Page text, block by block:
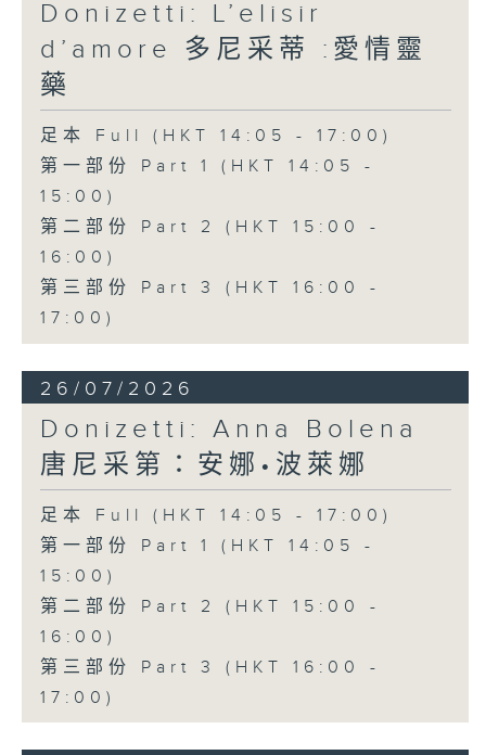
The shy and naïve Nemorino is
deeply in love with the wealthy
and independent Adina, but
Believing in the power of a
magical love potion sold by the
quack doctor Dulcamara,
Nemorino places his hopes in
true love cannot be bought.
Featuring sparkling ensembles
and the famous aria "Una furtiva
lagrima", the opera perfectly
showcases Donizetti's gift for
lyrical expression and comic
timing.
features soprano Joan
Donizetti: L’elisir
d’amore 多尼采蒂 :愛情靈
藥
足本 Full (HKT 14:05 - 17:00)
第一部份 Part 1 (HKT 14:05 -
15:00)
第二部份 Part 2 (HKT 15:00 -
16:00)
第三部份 Part 3 (HKT 16:00 -
17:00)
26/07/2026
Donizetti: Anna Bolena
唐尼采第：安娜•波萊娜
足本 Full (HKT 14:05 - 17:00)
第一部份 Part 1 (HKT 14:05 -
15:00)
第二部份 Part 2 (HKT 15:00 -
16:00)
第三部份 Part 3 (HKT 16:00 -
17:00)